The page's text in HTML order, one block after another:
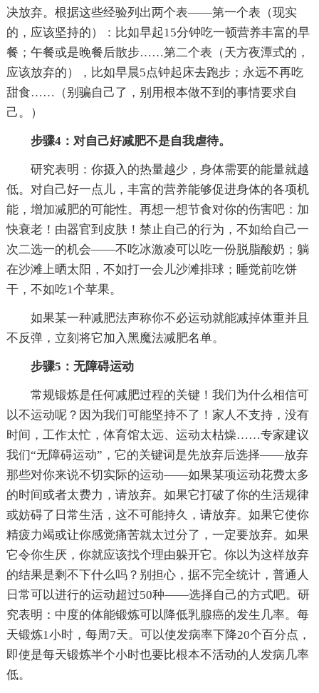
决放弃。根据这些经验列出两个表——第一个表（现实
的，应该坚持的）：比如早起15分钟吃一顿营养丰富的早
餐；午餐或是晚餐后散步……第二个表（天方夜潭式的，
应该放弃的），比如早晨5点钟起床去跑步；永远不再吃
甜食……（别骗自己了，别用根本做不到的事情要求自
己。）
步骤4：对自己好减肥不是自我虐待。
研究表明：你摄入的热量越少，身体需要的能量就越
低。对自己好一点儿，丰富的营养能够促进身体的各项机
能，增加减肥的可能性。再想一想节食对你的伤害吧：加
快衰老！由器官到皮肤！禁止自己的行为，不如给自己一
次二选一的机会——不吃冰激凌可以吃一份脱脂酸奶；躺
在沙滩上晒太阳，不如打一会儿沙滩排球；睡觉前吃饼
干，不如吃1个苹果。
如果某一种减肥法声称你不必运动就能减掉体重并且
不反弹，立刻将它加入黑魔法减肥名单。
步骤5：无障碍运动
常规锻炼是任何减肥过程的关键！我们为什么相信可
以不运动呢？因为我们可能坚持不了！家人不支持，没有
时间，工作太忙，体育馆太远、运动太枯燥……专家建议
我们“无障碍运动”，它的关键词是先放弃后选择——放弃
那些对你来说不切实际的运动——如果某项运动花费太多
的时间或者太费力，请放弃。如果它打破了你的生活规律
或妨碍了日常生活，这不可能持久，请放弃。如果它使你
精疲力竭或让你感觉痛苦就太过分了，一定要放弃。如果
它令你生厌，你就应该找个理由躲开它。你以为这样放弃
的结果是剩不下什么吗？别担心，据不完全统计，普通人
日常可以进行的运动超过50种——选择自己的方式吧。研
究表明：中度的体能锻炼可以降低乳腺癌的发生几率。每
天锻炼1小时，每周7天。可以使发病率下降20个百分点，
即使是每天锻炼半个小时也要比根本不活动的人发病几率
低。